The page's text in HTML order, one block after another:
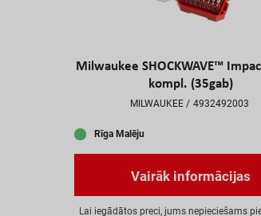
Milwaukee SHOCKWAVE™
kompl. (35gab)
MILWAUKEE 4932492003
Rīga Malēju
Vairāk informācijas
Lai iegādātos preci, jums nepieciešams pi